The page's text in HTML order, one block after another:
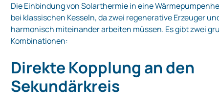
Die Einbindung von Solarthermie in eine
bei klassischen Kesseln, da zwei regenerative Erzeuger
harmonisch miteinander arbeiten müssen. Es gibt zwei
Kombinationen:
Direkte Kopplung an den
Sekundärkreis